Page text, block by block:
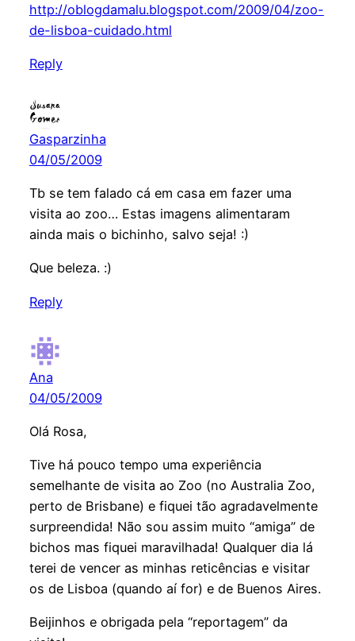
http://oblogdamalu.blogspot.com/2009/04/zoo-
de-lisboa-cuidado.html
Reply
Gasparzinha
04/05/2009
Tb se tem falado cá em casa em fazer uma
visita ao zoo… Estas imagens alimentaram
ainda mais o bichinho, salvo seja! :)
Que beleza. :)
Reply
Ana
04/05/2009
Olá Rosa,
Tive há pouco tempo uma experiência
semelhante de visita ao Zoo (no Australia Zoo,
perto de Brisbane) e fiquei tão agradavelmente
surpreendida! Não sou assim muito “amiga” de
bichos mas fiquei maravilhada! Qualquer dia lá
terei de vencer as minhas reticências e visitar
os de Lisboa (quando aí for) e de Buenos Aires.
Beijinhos e obrigada pela “reportagem” da